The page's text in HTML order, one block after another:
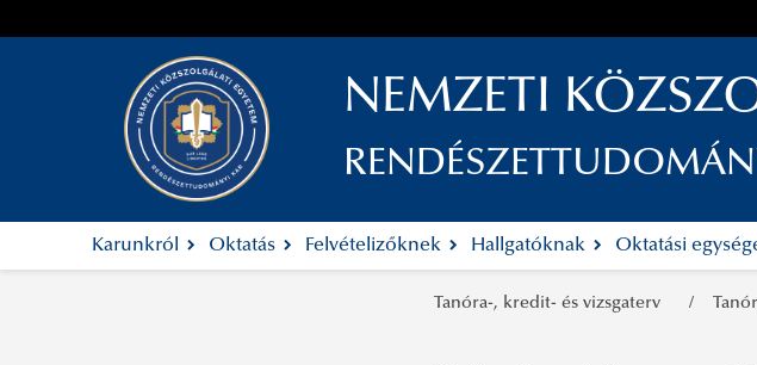
NEMZETI
Karunkról Oktatás Felvételizőknek Hallgatóknak Oktatási
Tanóra-, kredit- és vizsgaterv